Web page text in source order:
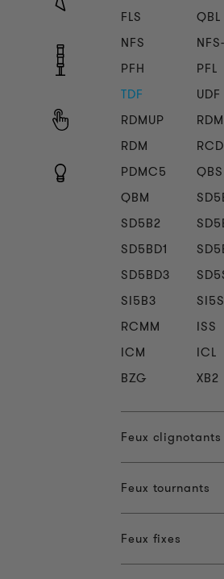
FLS
QBL
NFS
PFH
PFL
TDF
UDF
RDMUP
RDM
PDMC5
QBS
QBM
SD5B2
SD5BD1
SD5BD3
SI5B3
RCMM
ISS
ICM
ICL
BZG
XB2
Feux clignotants
Feux tournants
Feux fixes